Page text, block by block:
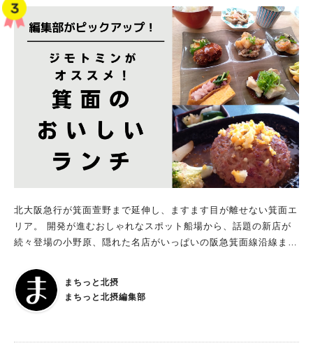
北大阪急行が箕面萱野まで延伸し、ますます目が離せない箕面エ
リア。 開発が進むおしゃれなスポット船場から、話題の新店が
続々登場の小野原、隠れた名店がいっぱいの阪急箕面線沿線まで
に食べてオススメする箕面のおいしいランチのお店44選！ 子連
れでもOKのお店、大人がゆったりくつろげるお店、駐車場情報
など、ジモトミン独自の視点でオススメポイントを紹介します。
まちっと北摂
まちっと北摂編集部